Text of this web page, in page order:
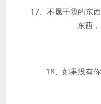
17、不属于我的东西
东西，
18、如果没有你